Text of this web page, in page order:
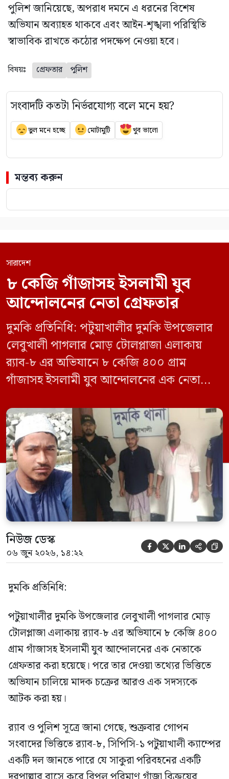
পুলিশ জানিয়েছে, অপরাধ দমনে এ ধরনের বিশেষ
অভিযান অব্যাহত থাকবে এবং আইন-শৃঙ্খলা পরিস্থিতি
স্বাভাবিক রাখতে কঠোর পদক্ষেপ নেওয়া হবে।
বিষয়ঃ গ্রেফতার পুলিশ
সংবাদটি কতটা নির্ভরযোগ্য বলে মনে হয়?
ভুল মনে হচ্ছে মোটামুটি খুব ভালো
মন্তব্য করুন
সারাদেশ
৮ কেজি গাঁজাসহ ইসলামী যুব
আন্দোলনের নেতা গ্রেফতার
দুমকি প্রতিনিধি: পটুয়াখালীর দুমকি উপজেলার
লেবুখালী পাগলার মোড় টোলপ্লাজা এলাকায়
র‍্যাব-৮ এর অভিযানে ৮ কেজি ৪০০ গ্রাম
গাঁজাসহ ইসলামী যুব আন্দোলনের এক নেতাকে
ভিত্তিতে অভিযান চালিয়ে মাদক চক্রের আরও
এক সদস্যকে আটক করা হয়। র‍্যাব ও পুলিশ
সূত্রে জানা গেছে, শুক্রবার গোপন সংবাদের
ভিত্তিতে র‍্যাব-৮, সিপিসি-১ পটুয়াখালী ক্যাম্পের
[…]
নিউজ ডেস্ক
০৬ জুন ২০২৬, ১৪:২২     
দুমকি প্রতিনিধি:
পটুয়াখালীর দুমকি উপজেলার লেবুখালী পাগলার মোড়
টোলপ্লাজা এলাকায় র‍্যাব-৮ এর অভিযানে ৮ কেজি ৪০০
গ্রাম গাঁজাসহ ইসলামী যুব আন্দোলনের এক নেতাকে
গ্রেফতার করা হয়েছে। পরে তার দেওয়া তথ্যের ভিত্তিতে
অভিযান চালিয়ে মাদক চক্রের আরও এক সদস্যকে
আটক করা হয়।
র‍্যাব ও পুলিশ সূত্রে জানা গেছে, শুক্রবার গোপন
সংবাদের ভিত্তিতে র‍্যাব-৮, সিপিসি-১ পটুয়াখালী ক্যাম্পের
একটি দল জানতে পারে যে সাকুরা পরিবহনের একটি